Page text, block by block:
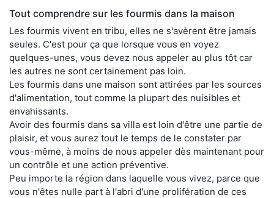
Tout comprendre sur les fourmis dans la maison
Les fourmis vivent en tribu, elles ne s'avèrent être jamais
seules. C'est pour ça que lorsque vous en voyez
quelques-unes, vous devez nous appeler au plus tôt car
les autres ne sont certainement pas loin.
Les fourmis dans une maison sont attirées par les sources
d'alimentation, tout comme la plupart des nuisibles et
envahissants.
Avoir des fourmis dans sa villa est loin d'être une partie de
plaisir, et vous aurez tout le temps de le constater par
vous-même, à moins de nous appeler dès maintenant pour
un contrôle et une action préventive.
Peu importe la région dans laquelle vous vivez, parce que
vous n'êtes nulle part à l'abri d'une prolifération de ces